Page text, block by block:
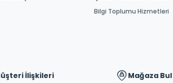
Bilgi Toplumu Hizmetleri
İlişkileri Mağaza Bul